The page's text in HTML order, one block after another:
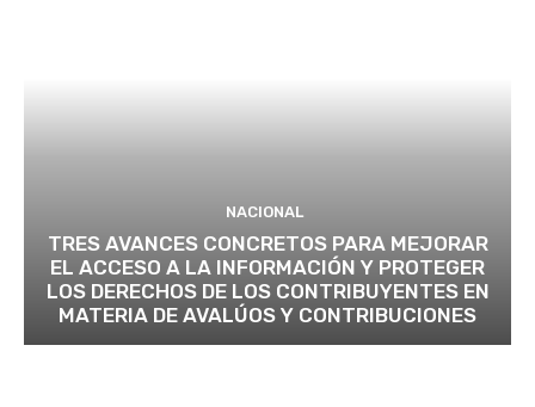
NACIONAL
TRES AVANCES CONCRETOS PARA MEJORAR
EL ACCESO A LA INFORMACIÓN Y PROTEGER
LOS DERECHOS DE LOS CONTRIBUYENTES EN
MATERIA DE AVALÚOS Y CONTRIBUCIONES